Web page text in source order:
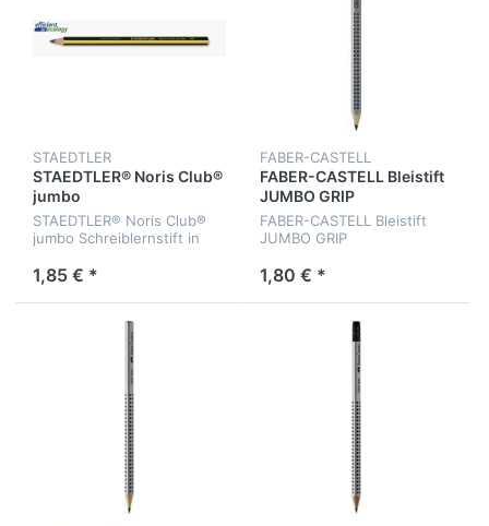
STAEDTLER
STAEDTLER® Noris Club®
jumbo
STAEDTLER® Noris Club®
jumbo Schreiblernstift in
1,85 € *
FABER-CASTELL
FABER-CASTELL Bleistift
JUMBO GRIP
FABER-CASTELL Bleistift
JUMBO GRIP
1,80 € *